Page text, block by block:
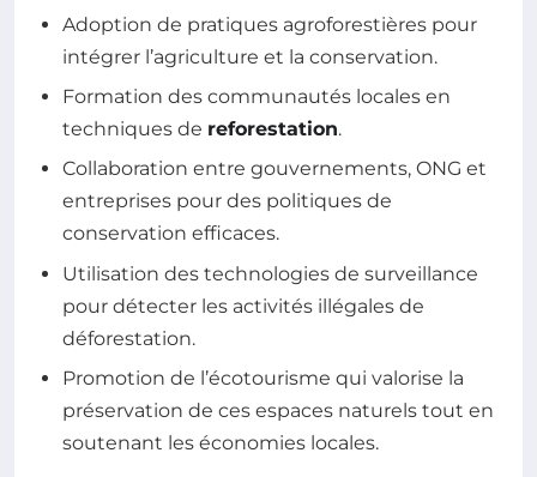
Adoption de pratiques agroforestières pour
intégrer l’agriculture et la conservation.
Formation des communautés locales en
techniques de reforestation.
Collaboration entre gouvernements, ONG et
entreprises pour des politiques de
conservation efficaces.
Utilisation des technologies de surveillance
pour détecter les activités illégales de
déforestation.
Promotion de l’écotourisme qui valorise la
préservation de ces espaces naturels tout en
soutenant les économies locales.